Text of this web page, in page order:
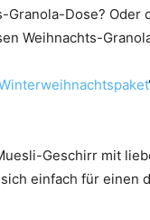
Dose?
Weihnachts-
Geschirr mit
einfach für einen